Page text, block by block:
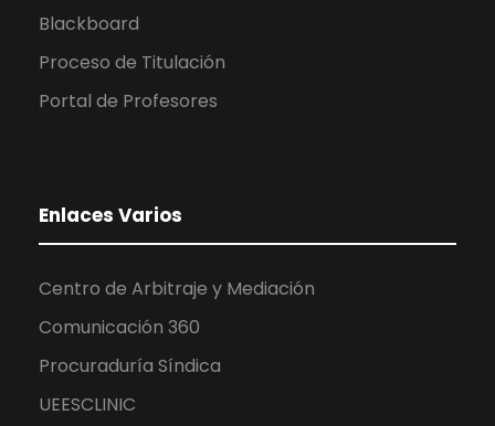
Blackboard
Proceso de Titulación
Portal de Profesores
Enlaces Varios
Centro de Arbitraje y Mediación
Comunicación 360
Procuraduría Síndica
UEESCLINIC